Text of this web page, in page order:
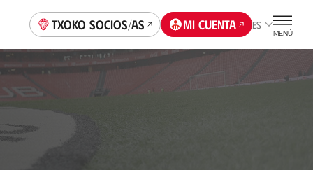
Txoko socios/as Mi cuenta ES
MENÚ